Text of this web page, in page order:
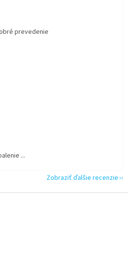
je 5 z 5 hviezdičiek.
prevedenie
je 5 z 5 hviezdičiek.
je 5 z 5 hviezdičiek.
...
Zobraziť ďalšie recenzie